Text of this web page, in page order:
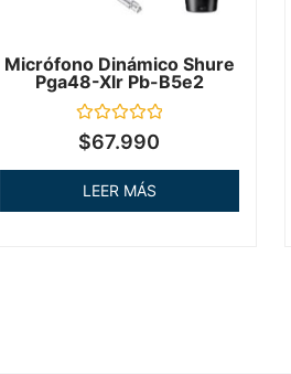
Micrófono Dinámico Shure
Pga48-Xlr Pb-B5e2
Valorado
en
de
$67.990
LEER MÁS